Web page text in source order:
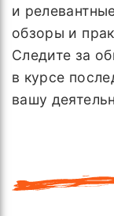
и
обзоры и
Следите за
в курсе
вашу